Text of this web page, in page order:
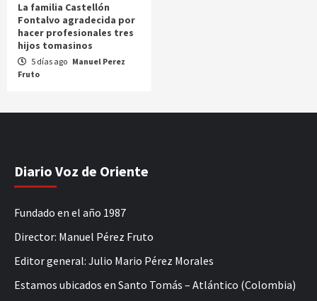
La familia Castellón
Fontalvo agradecida por
hacer profesionales tres
hijos tomasinos
5 días ago Manuel Perez
Fruto
Diario Voz de Oriente
Fundado en el año 1987
Director: Manuel Pérez Fruto
Editor general: Julio Mario Pérez Morales
Estamos ubicados en Santo Tomás – Atlántico (Colombia)